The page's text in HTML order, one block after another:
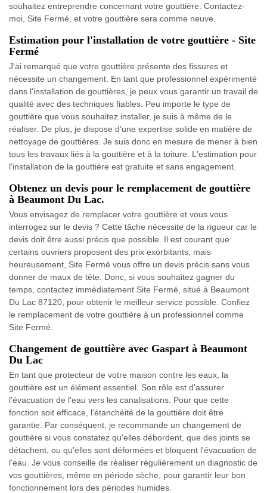
souhaitez entreprendre concernant votre gouttière. Contactez-
moi, Site Fermé, et votre gouttière sera comme neuve.
Estimation pour l'installation de votre gouttière - Site
Fermé
J'ai remarqué que votre gouttière présente des fissures et
nécessite un changement. En tant que professionnel expérimenté
dans l'installation de gouttières, je peux vous garantir un travail de
qualité avec des techniques fiables. Peu importe le type de
gouttière que vous souhaitez installer, je suis à même de le
réaliser. De plus, je dispose d'une expertise solide en matière de
nettoyage de gouttières. Je suis donc en mesure de mener à bien
tous les travaux liés à la gouttière et à la toiture. L'estimation pour
l'installation de la gouttière est gratuite et sans engagement.
Obtenez un devis pour le remplacement de gouttière
à Beaumont Du Lac.
Vous envisagez de remplacer votre gouttière et vous vous
interrogez sur le devis ? Cette tâche nécessite de la rigueur car le
devis doit être aussi précis que possible. Il est courant que
certains ouvriers proposent des prix exorbitants, mais
heureusement, Site Fermé vous offre un devis précis sans vous
donner de maux de tête. Donc, si vous souhaitez gagner du
temps, contactez immédiatement Site Fermé, situé à Beaumont
Du Lac 87120, pour obtenir le meilleur service possible. Confiez
le remplacement de votre gouttière à un professionnel comme
Site Fermé.
Changement de gouttière avec Gaspart à Beaumont
Du Lac
En tant que protecteur de votre maison contre les eaux, la
gouttière est un élément essentiel. Son rôle est d'assurer
l'évacuation de l'eau vers les canalisations. Pour que cette
fonction soit efficace, l'étanchéité de la gouttière doit être
garantie. Par conséquent, je recommande un changement de
gouttière si vous constatez qu'elles débordent, que des joints se
détachent, ou qu'elles sont déformées et bloquent l'évacuation de
l'eau. Je vous conseille de réaliser régulièrement un diagnostic de
vos gouttières, même en période sèche, pour garantir leur bon
fonctionnement lors des périodes humides.